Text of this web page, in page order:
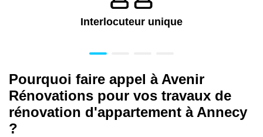
Interlocuteur unique
Pourquoi faire appel à Avenir
Rénovations pour vos travaux de
rénovation d'appartement à Annecy
?